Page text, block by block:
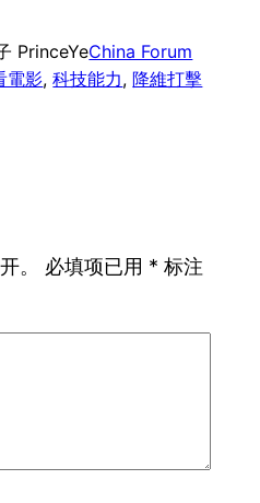
PrinceYeChina Forum
電影, 科技能力, 降維打擊
。 必填项已用 * 标注